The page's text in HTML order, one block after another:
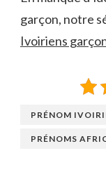
garçon, notre
Ivoiriens
PRÉNOM
PRÉNOMS